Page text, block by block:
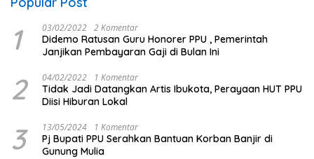
1 03/02/2022 2 Komentar
Didemo Ratusan Guru Honorer PPU , Pemerintah
Janjikan Pembayaran Gaji di Bulan Ini
2 04/02/2022 1 Komentar
Tidak Jadi Datangkan Artis Ibukota, Perayaan HUT PPU
Diisi Hiburan Lokal
3 13/05/2024 1 Komentar
Pj Bupati PPU Serahkan Bantuan Korban Banjir di
Gunung Mulia